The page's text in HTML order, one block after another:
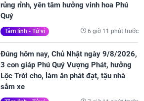
rủng rỉnh, yên tâm hưởng vinh hoa Phú
Quý
Tâm linh - Tử vi 6 giờ 11 phút trước
Đúng hôm nay, Chủ Nhật ngày 9/8/2026,
3 con giáp Phú Quý Vượng Phát, hưởng
Lộc Trời cho, làm ăn phát đạt, tậu nhà
sắm xe